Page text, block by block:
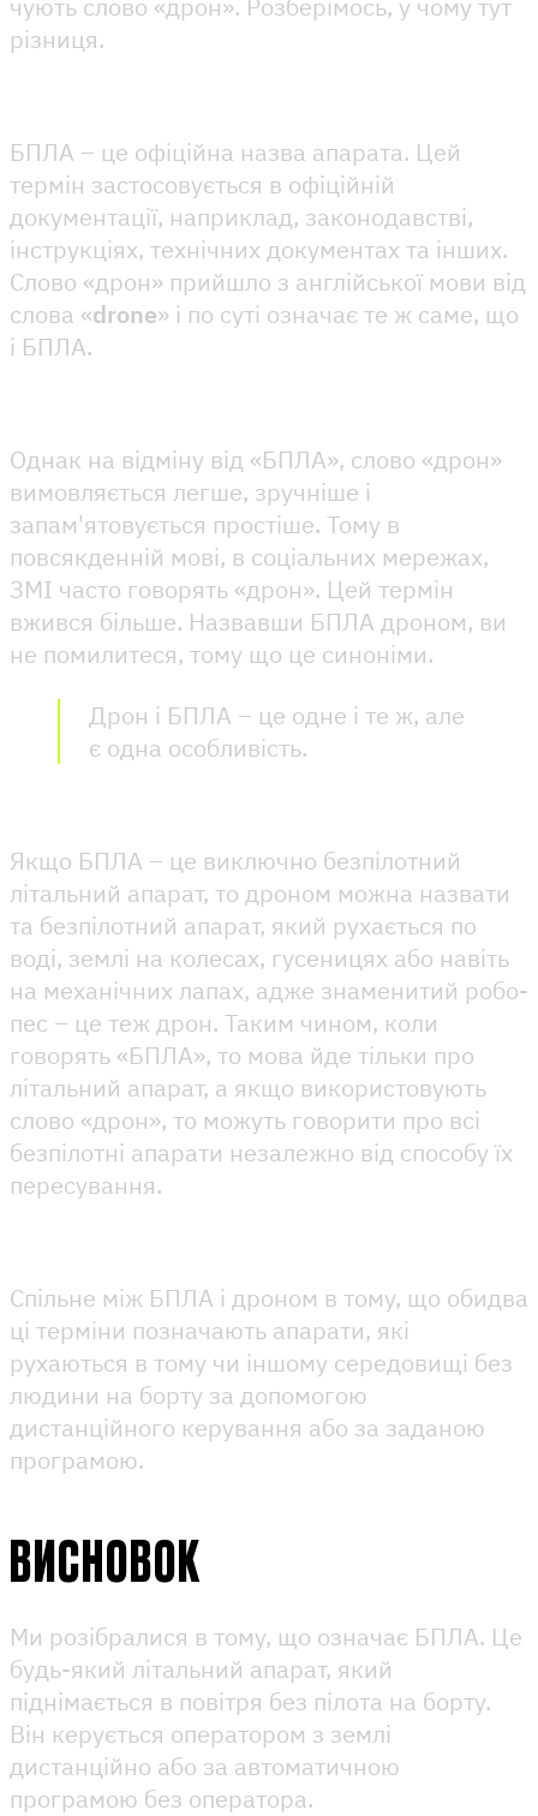
різниця.
БПЛА – це офіційна назва апарата. Цей
термін застосовується в офіційній
документації, наприклад, законодавстві,
інструкціях, технічних документах та інших.
Слово «дрон» прийшло з англійської мови від
слова «drone» і по суті означає те ж саме, що
і БПЛА.
Однак на відміну від «БПЛА», слово «дрон»
вимовляється легше, зручніше і
запам'ятовується простіше. Тому в
повсякденній мові, в соціальних мережах,
ЗМІ часто говорять «дрон». Цей термін
вжився більше. Назвавши БПЛА дроном, ви
не помилитеся, тому що це синоніми.
Дрон і БПЛА – це одне і те ж, але
є одна особливість.
Якщо БПЛА – це виключно безпілотний
літальний апарат, то дроном можна назвати
та безпілотний апарат, який рухається по
воді, землі на колесах, гусеницях або навіть
на механічних лапах, адже знаменитий робо-
пес – це теж дрон. Таким чином, коли
говорять «БПЛА», то мова йде тільки про
літальний апарат, а якщо використовують
слово «дрон», то можуть говорити про всі
безпілотні апарати незалежно від способу їх
пересування.
Спільне між БПЛА і дроном в тому, що обидва
ці терміни позначають апарати, які
рухаються в тому чи іншому середовищі без
людини на борту за допомогою
дистанційного керування або за заданою
програмою.
ВИСНОВОК
Ми розібралися в тому, що означає БПЛА. Це
будь-який літальний апарат, який
піднімається в повітря без пілота на борту.
Він керується оператором з землі
дистанційно або за автоматичною
програмою без оператора.